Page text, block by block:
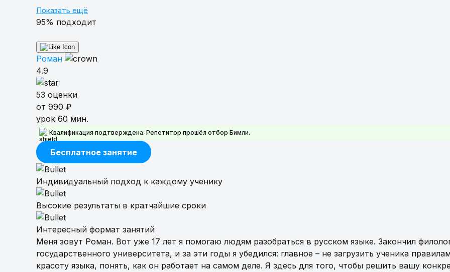
Показать ещё
95% подходит
Роман
4.9
53 оценки
от 990 ₽
урок 60 мин.
Квалификация подтверждена. Репетитор прошёл отбор Бимли.
Бесплатное занятие
Индивидуальный подход к каждому ученику
Высокие результаты в кратчайшие сроки
Интересный формат занятий
Меня зовут Роман. Вот уже 17 лет я помогаю людям разобраться в русском языке. Закончил
государственного университета, и за эти годы я убедился: главное – не загрузить ученика
красоту языка, понять, как он работает на самом деле. Я здесь для того, чтобы решить вашу